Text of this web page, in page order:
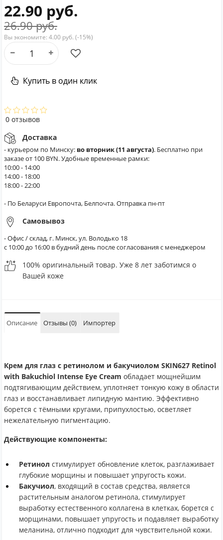
22.90 руб.
26.90 руб.
Вы экономите: 4.00 руб. (-15%)
Купить в один клик
0 отзывов
Доставка
- курьером по Минску: во вторник (11 августа). Бесплатно при
заказе от 100 BYN. Удобные временные рамки:
10:00 - 14:00
14:00 - 18:00
18:00 - 22:00
- По Беларуси Европочта, Белпочта. Отправка пн-пт
Самовывоз
- Офис / склад, г. Минск, ул. Володько 18
с 10:00 до 16:00 в будний день после согласования с менеджером
100% оригинальный товар. Уже 8 лет заботимся о
Вашей коже
Описание Отзывы (0) Импортер
Крем для глаз с ретинолом и бакучиолом SKIN627 Retinol
with Bakuchiol Intense Eye Cream обладает мощнейшим
подтягивающим действием, уплотняет тонкую кожу в области
глаз и восстанавливает липидную мантию. Эффективно
борется с тёмными кругами, припухлостью, осветляет
нежелательную пигментацию.
Действующие компоненты:
Ретинол стимулирует обновление клеток, разглаживает
глубокие морщины и повышает упругость кожи.
Бакучиол, входящий в состав средства, является
растительным аналогом ретинола, стимулирует
выработку естественного коллагена в клетках, борется с
морщинами, повышает упругость и подавляет выработку
меланина, отлично подходит для чувствительной кожи.